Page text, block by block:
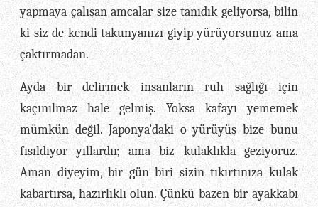
yapmaya çalışan amcalar size tanıdık geliyorsa, bilin
ki siz de kendi takunyanızı giyip yürüyorsunuz ama
çaktırmadan.
Ayda bir delirmek insanların ruh sağlığı için
kaçınılmaz hale gelmiş. Yoksa kafayı yememek
mümkün değil. Japonya’daki o yürüyüş bize bunu
fısıldıyor yıllardır, ama biz kulaklıkla geziyoruz.
Aman diyeyim, bir gün biri sizin tıkırtınıza kulak
kabartırsa, hazırlıklı olun. Çünkü bazen bir ayakkabı